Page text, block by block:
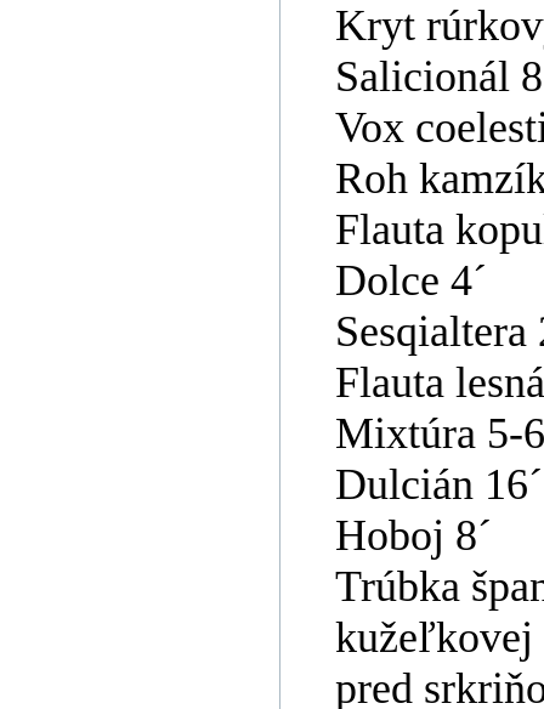
Kryt
Salicionál
Vox
Roh
Flauta
Dolce 4´
Sesqialtera
Flauta
Mixtúra 5-
Dulcián 16´
Hoboj 8´
Trúbka
kužeľkovej
pred